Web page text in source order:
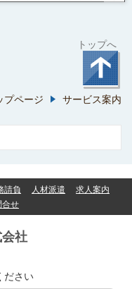
トップへ
プページ サービス案内
請負 人材派遣
求人案内
合せ
社
ださい